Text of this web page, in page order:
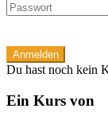
Anmelden
Du hast noch kein
Ein Kurs von